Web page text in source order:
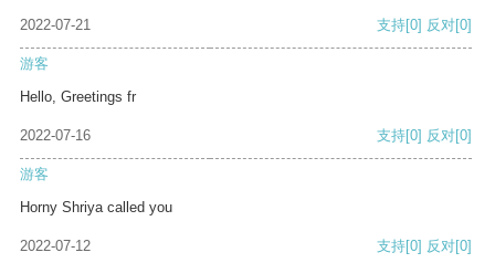
2022-07-21 支持[0] 反对[0]
游客
Hello, Greetings fr
2022-07-16 支持[0] 反对[0]
游客
Horny Shriya called you
2022-07-12 支持[0] 反对[0]